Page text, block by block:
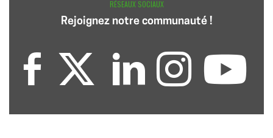
RÉSEAUX SOCIAUX
Rejoignez notre communauté !